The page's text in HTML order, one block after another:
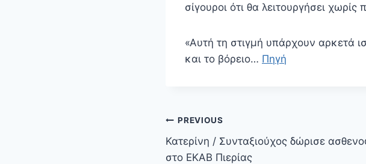
σίγουροι ότι θα λειτουργήσει
«Αυτή τη στιγμή υπάρχουν αρκετά
και το βόρειο… Πηγή
Πλοήγηση
άρθρων
PREVIOUS
Κατερίνη / Συνταξιούχος δώρισε
στο ΕΚΑΒ Πιερίας